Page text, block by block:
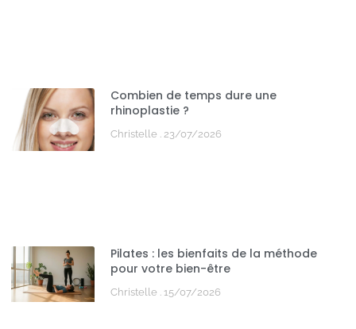
Combien de temps dure une
rhinoplastie ?
Christelle 23/07/2026
Pilates : les bienfaits de la méthode
pour votre bien-être
Christelle 15/07/2026